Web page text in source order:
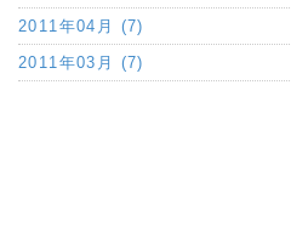
2011年04月 (7)
2011年03月 (7)